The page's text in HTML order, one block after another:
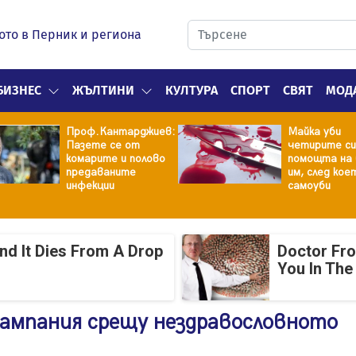
в Перник и региона
ЖЪЛТИНИ КУЛТУРА СПОРТ СВЯТ
Проф.Кантарджиев:
Пазете се от
комарите и полово
предаваните
инфекции
Майка уби
четирите
помощта на
им, след
самоуби
It Dies From A Drop
Doctor
You In
срещу нездравословното